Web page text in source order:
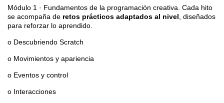
Módulo 1 · Fundamentos de la programación creativa. Cada hito
se acompaña de retos prácticos adaptados al nivel , diseñados
para reforzar lo aprendido.
o Descubriendo Scratch
o Movimientos y apariencia
o Eventos y control
o Interacciones